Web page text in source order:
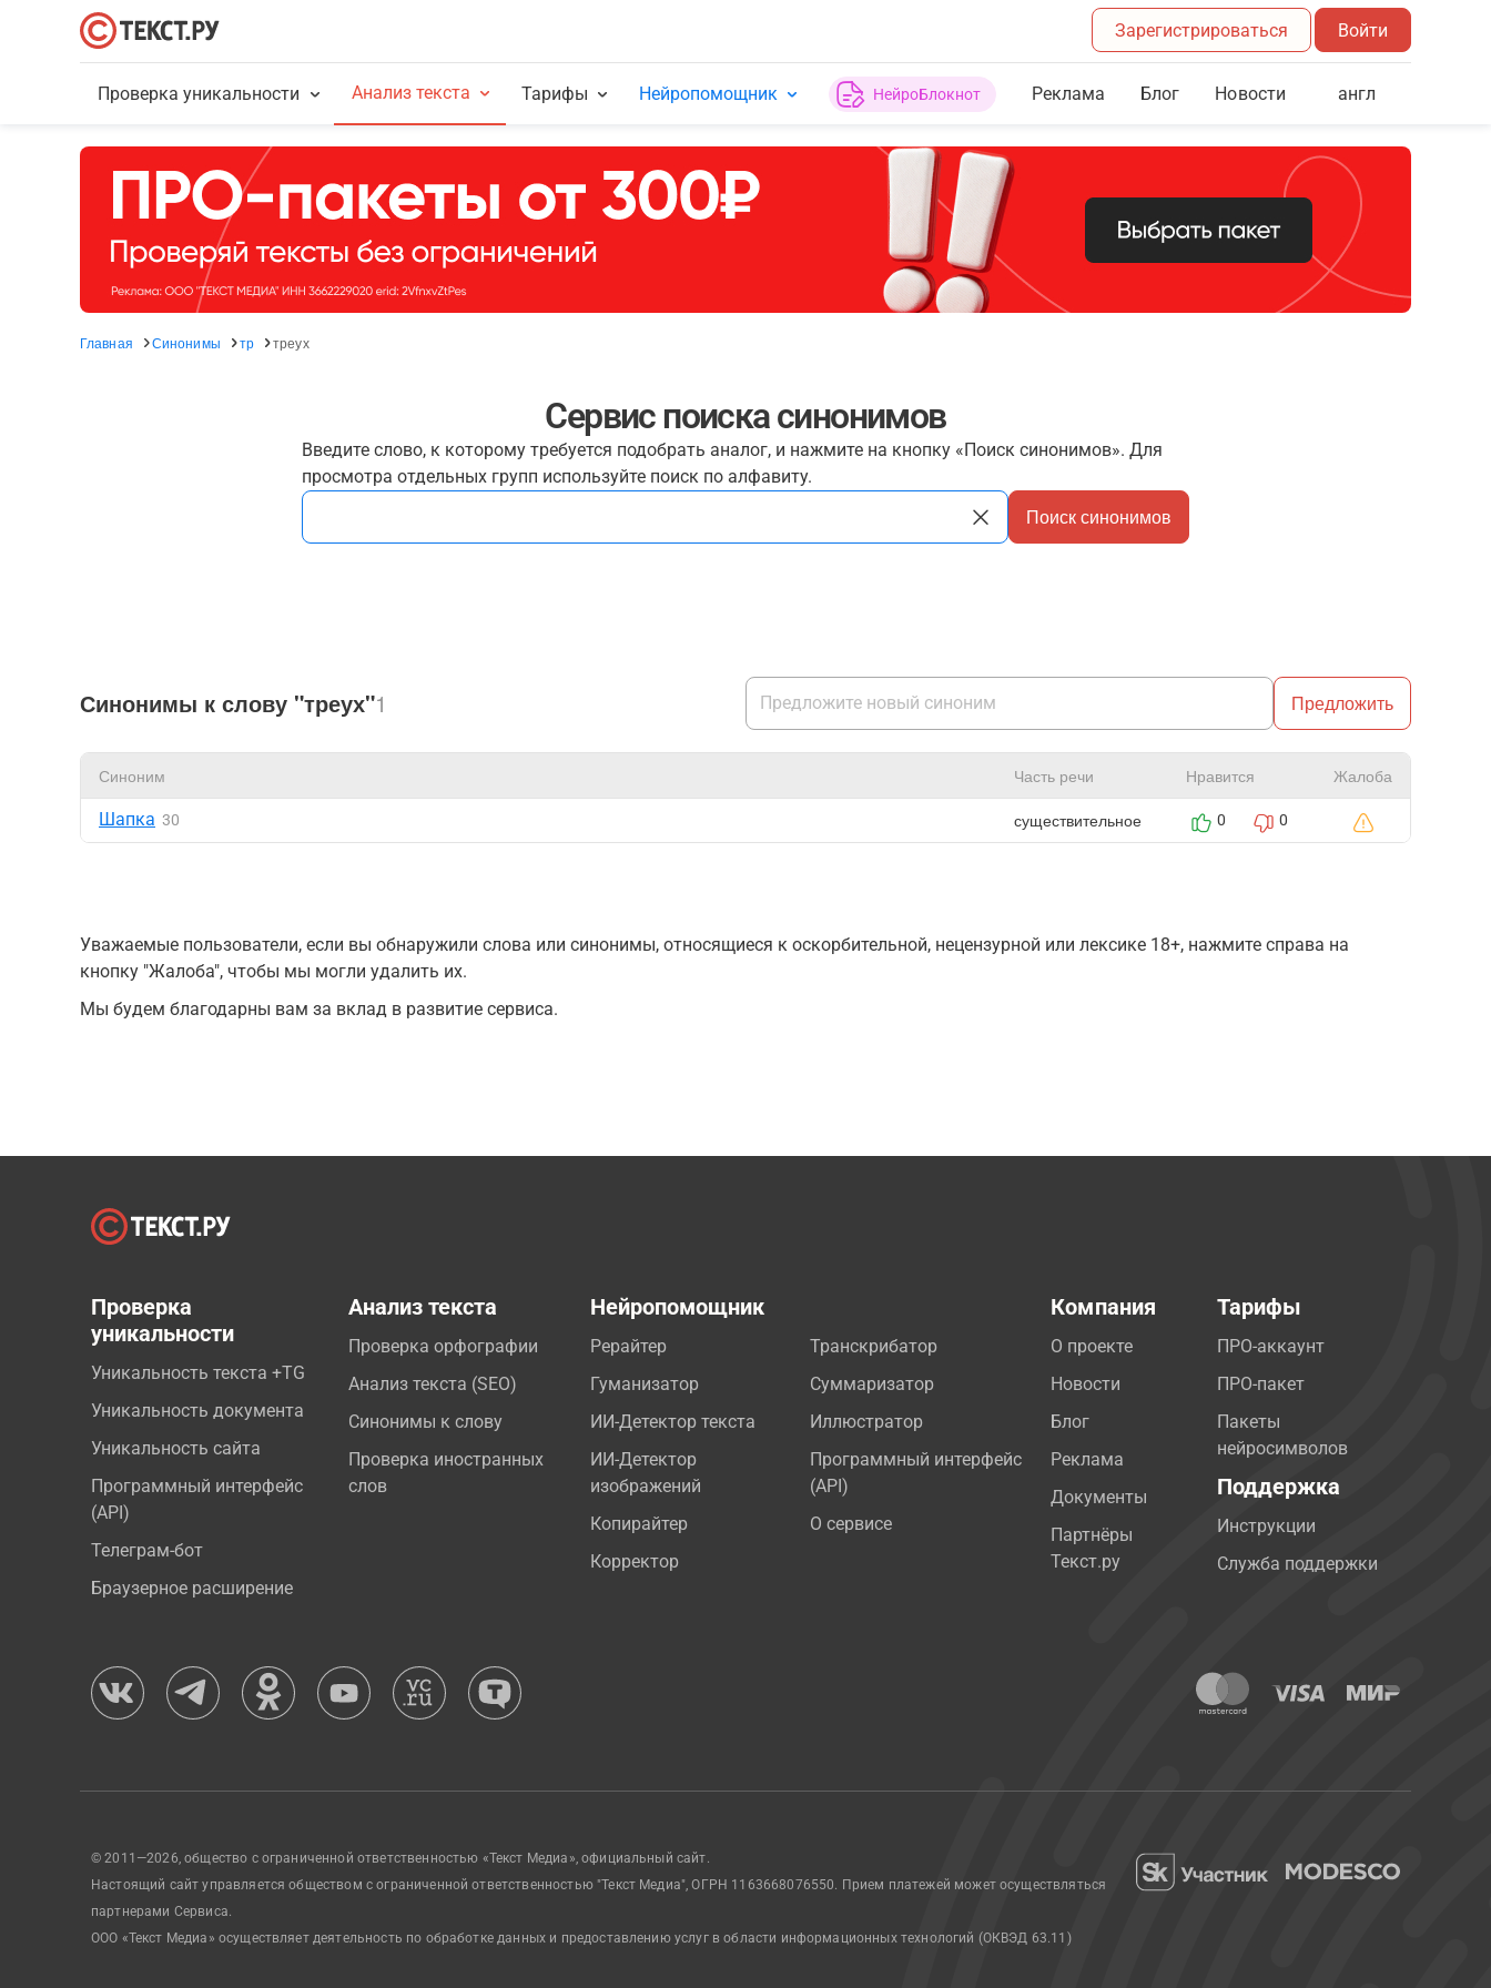
Зарегистрироваться Войти
Проверка уникальности Анализ текста Тарифы Нейропомощник НейроБлокнот Реклама Блог Новости англ
Главная Синонимы тр треух
Сервис поиска синонимов
Введите слово, к которому требуется подобрать аналог, и нажмите на кнопку «Поиск синонимов». Для
просмотра отдельных групп используйте поиск по алфавиту.
Поиск синонимов
Синонимы к слову "треух"1 Предложить
Синоним Часть речи Нравится Жалоба
Шапка 30 существительное 0 0
Уважаемые пользователи, если вы обнаружили слова или синонимы, относящиеся к оскорбительной, нецензурной или лексике 18+, нажмите справа на
кнопку "Жалоба", чтобы мы могли удалить их.
Мы будем благодарны вам за вклад в развитие сервиса.
Проверка
уникальности
Уникальность текста +TG
Уникальность документа
Уникальность сайта
Программный интерфейс
(API)
Телеграм-бот
Браузерное расширение
Анализ текста
Проверка орфографии
Анализ текста (SEO)
Синонимы к слову
Проверка иностранных
слов
Нейропомощник
Рерайтер
Гуманизатор
ИИ-Детектор текста
ИИ-Детектор
изображений
Копирайтер
Корректор
Транскрибатор
Суммаризатор
Иллюстратор
Программный интерфейс
(API)
О сервисе
Компания
О проекте
Новости
Блог
Реклама
Документы
Партнёры
Текст.ру
Тарифы
ПРО-аккаунт
ПРО-пакет
Пакеты
нейросимволов
Поддержка
Инструкции
Служба поддержки
© 2011—2026, общество с ограниченной ответственностью «Текст Медиа», официальный сайт.
Настоящий сайт управляется обществом с ограниченной ответственностью "Текст Медиа", ОГРН 1163668076550. Прием платежей может осуществляться
партнерами Сервиса.
ООО «Текст Медиа» осуществляет деятельность по обработке данных и предоставлению услуг в области информационных технологий (ОКВЭД 63.11)